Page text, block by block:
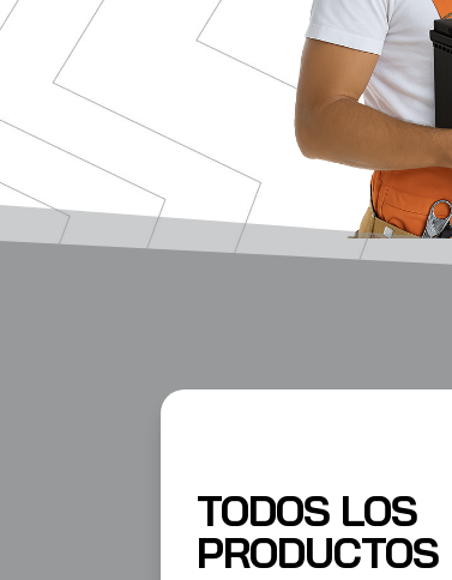
TODOS LOS
PRODUCTOS